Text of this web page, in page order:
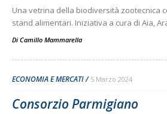
Una vetrina della biodiversità zootecnica
stand alimentari. Iniziativa a cura di Aia,
Di Camillo Mammarella
ECONOMIA E MERCATI 5 Marzo 2024
Consorzio Parmigiano